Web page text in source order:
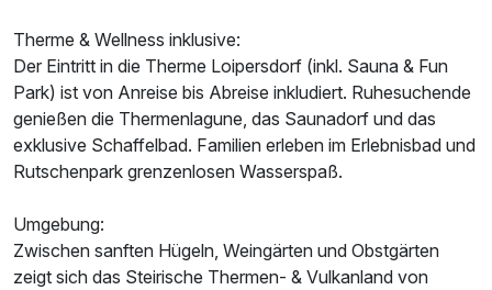
2 Erwachsene und 2 Kinder
Therme & Wellness inklusive:
Der Eintritt in die Therme Loipersdorf (inkl. Sauna & Fun
Park) ist von Anreise bis Abreise inkludiert. Ruhesuchende
genießen die Thermenlagune, das Saunadorf und das
exklusive Schaffelbad. Familien erleben im Erlebnisbad und
Rutschenpark grenzenlosen Wasserspaß.
Umgebung:
Zwischen sanften Hügeln, Weingärten und Obstgärten
zeigt sich das Steirische Thermen- & Vulkanland von